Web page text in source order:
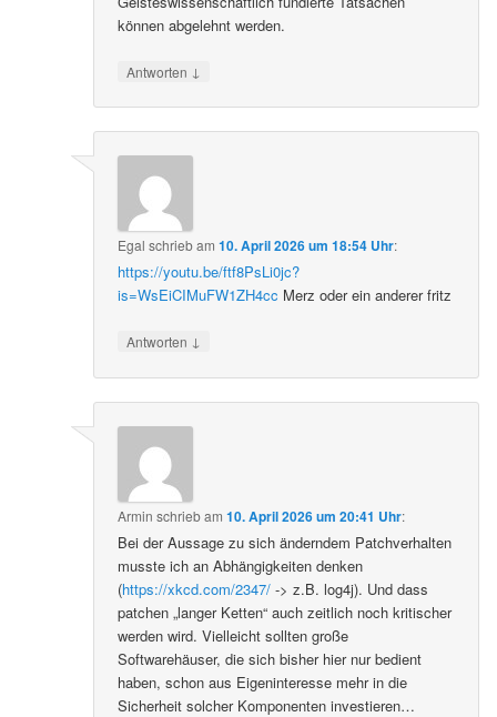
können abgelehnt werden.
Antworten ↓
Egal schriebam10. April 2026 um 18:54 Uhr:
https://youtu.be/ftf8PsLi0jc?
is=WsEiCIMuFW1ZH4cc Merz oder ein anderer fritz
Antworten ↓
Armin schriebam10. April 2026 um 20:41 Uhr:
Bei der Aussage zu sich änderndem Patchverhalten
musste ich an Abhängigkeiten denken
(https://xkcd.com/2347/ -> z.B. log4j). Und dass
patchen „langer Ketten“ auch zeitlich noch kritischer
werden wird. Vielleicht sollten große
Softwarehäuser, die sich bisher hier nur bedient
haben, schon aus Eigeninteresse mehr in die
Sicherheit solcher Komponenten investieren…